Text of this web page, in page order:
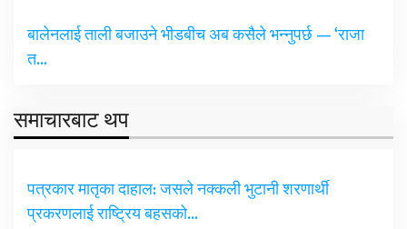
बालेनलाई ताली बजाउने भीडबीच अब कसैले भन्नुपर्छ — ‘राजा
त…
समाचारबाट थप
पत्रकार मातृका दाहाल: जसले नक्कली भुटानी शरणार्थी
प्रकरणलाई राष्ट्रिय बहसको…